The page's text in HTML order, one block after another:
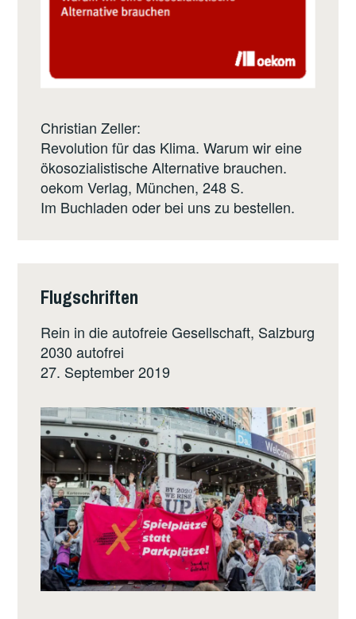
Christian Zeller:
Revolution für das Klima. Warum wir eine
ökosozialistische Alternative brauchen.
oekom Verlag, München, 248 S.
Im Buchladen oder bei uns zu bestellen.
Flugschriften
Rein in die autofreie Gesellschaft, Salzburg
2030 autofrei
27. September 2019